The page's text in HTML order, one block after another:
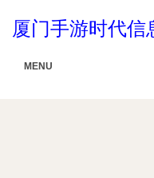
厦门手游时代信
MENU